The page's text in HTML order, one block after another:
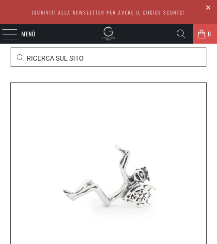
ISCRIVITI ALLA NEWSLETTER PER AVERE IL CODICE SCONTO!
MENÙ 0
RICERCA SUL SITO